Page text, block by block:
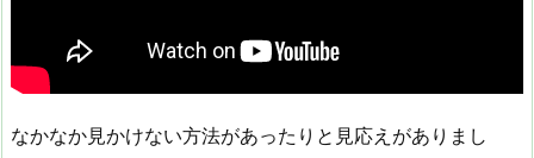
なかなか見かけない方法があったりと見応えがありまし